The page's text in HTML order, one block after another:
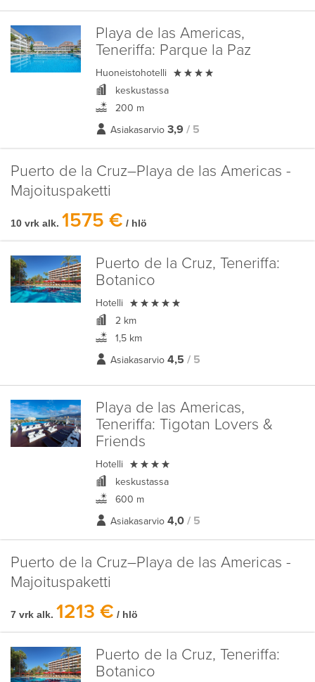
Playa de las Americas,
Teneriffa: Parque la Paz
Huoneistohotelli 
keskustassa
200 m
Asiakasarvio 3,9 / 5
Puerto de la Cruz–Playa de las Americas -
Majoituspaketti
10 vrk alk. 1575 € / hlö
Puerto de la Cruz, Teneriffa:
Botanico
Hotelli 
2 km
1,5 km
Asiakasarvio 4,5 / 5
Playa de las Americas,
Teneriffa: Tigotan Lovers &
Friends
Hotelli 
keskustassa
600 m
Asiakasarvio 4,0 / 5
Puerto de la Cruz–Playa de las Americas -
Majoituspaketti
7 vrk alk. 1213 € / hlö
Puerto de la Cruz, Teneriffa:
Botanico